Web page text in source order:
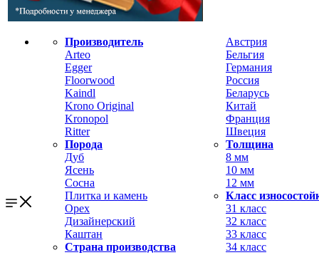
Производитель
Arteo
Egger
Floorwood
Kaindl
Krono Original
Kronopol
Ritter
Порода
Дуб
Ясень
Сосна
Плитка и камень
Орех
Дизайнерский
Каштан
Страна производства
Австрия
Бельгия
Германия
Россия
Беларусь
Китай
Франция
Швеция
Толщина
8 мм
10 мм
12 мм
Класс
31 класс
32 класс
33 класс
34 класс